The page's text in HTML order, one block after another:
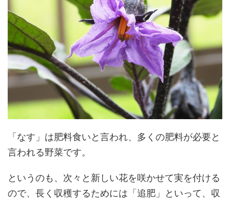
「なす」は肥料食いと言われ、多くの肥料が必要と
言われる野菜です。
というのも、次々と新しい花を咲かせて実を付ける
ので、長く収穫するためには「追肥」といって、収